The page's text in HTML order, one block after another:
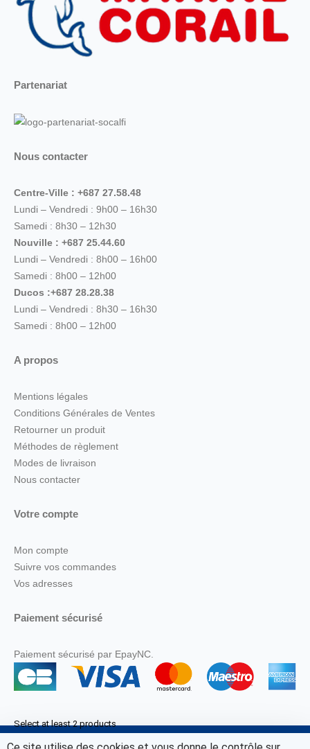
Partenariat
Nous contacter
Centre-Ville : +687 27.58.48
Lundi – Vendredi : 9h00 – 16h30
Samedi : 8h30 – 12h30
Nouville : +687 25.44.60
Lundi – Vendredi : 8h00 – 16h00
Samedi : 8h00 – 12h00
Ducos :+687 28.28.38
Lundi – Vendredi : 8h30 – 16h30
Samedi : 8h00 – 12h00
A propos
Mentions légales
Conditions Générales de Ventes
Retourner un produit
Méthodes de règlement
Modes de livraison
Nous contacter
Votre compte
Mon compte
Suivre vos commandes
Vos adresses
Paiement sécurisé
Paiement sécurisé par EpayNC.
Select at least 2 products